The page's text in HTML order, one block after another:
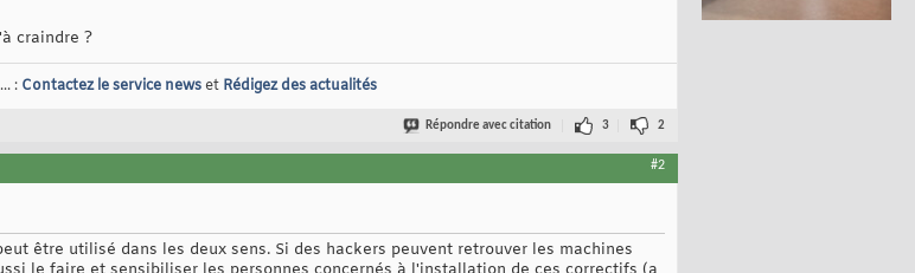
craindre ?
: Contactez le service newset Rédigez des actualités
Répondre avec citation 3 2
#2
être utilisé dans les deux sens. Si des hackers peuvent retrouver les machines